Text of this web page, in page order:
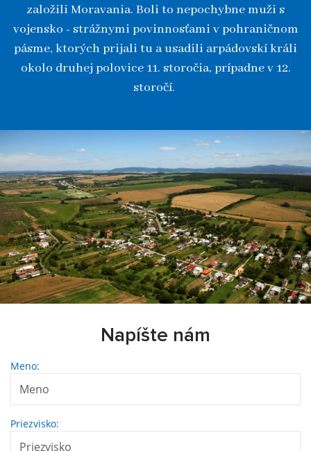
založili Moravania. Boli to nepochybne muži s
vojensko - strážnymi povinnosťami v pohraničnom
pásme, ktorých prijali tu a usadili arpádovskí králi
okolo druhej polovice 11. storočia, prípadne v 12.
storočí.
Napíšte nám
Meno:
Priezvisko: